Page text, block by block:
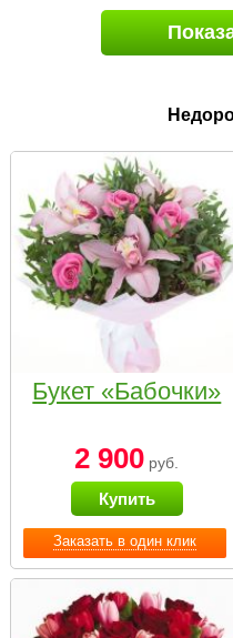
Заказать в один клик
Букет «Бабочки»
2 900 руб.
Купить